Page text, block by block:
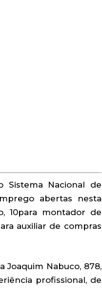
Sistema Nacional de
abertas nesta
10para montador de
auxiliar de compras
Joaquim Nabuco, 878,
profissional, de